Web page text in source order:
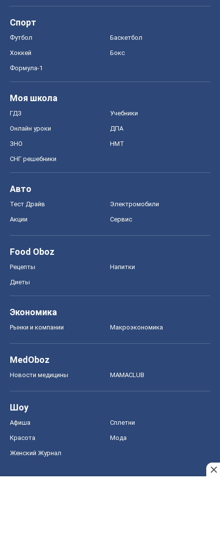
Спорт
Футбол Баскетбол
Хоккей Бокс
Формула-1
Моя школа
ГДЗ Учебники
Онлайн уроки ДПА
ЗНО НМТ
СНГ решебники
Авто
Тест Драйв Электромобили
Акции Сервис
Food Oboz
Рецепты Напитки
Диеты
Экономика
Рынки и компании Mакроэкономика
MedOboz
Новости медицины MAMACLUB
Шоу
Афиша Сплетни
Красота Мода
Женский Журнал